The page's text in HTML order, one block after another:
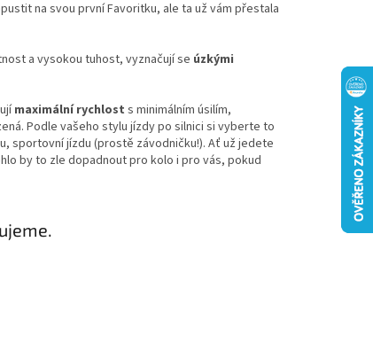
na svou první Favoritku, ale ta už vám přestala
a vysokou tuhost, vyznačují se úzkými
maximální rychlost s minimálním úsilím,
Podle vašeho stylu jízdy po silnici si vyberte to
sportovní jízdu (prostě závodničku!). Ať už jedete
by to zle dopadnout pro kolo i pro vás, pokud